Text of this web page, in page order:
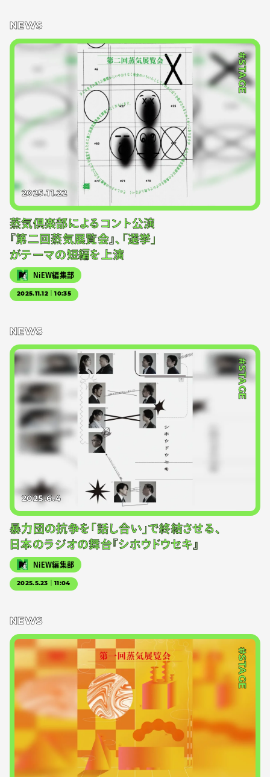
NEWS
#STAGE
2025.11.22
蒸気倶楽部によるコント公演
『第二回蒸気展覧会』、「選挙」
がテーマの短編を上演
NiEW編集部
2025.11.12｜10:35
NEWS
#STAGE
2025.6.4
暴力団の抗争を「話し合い」で終結させる、
日本のラジオの舞台『シホウドウセキ』
NiEW編集部
2025.5.23｜11:04
NEWS
#STAGE